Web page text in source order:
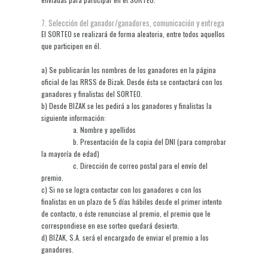
7. Selección del ganador/ganadores, comunicación y entrega
El SORTEO se realizará de forma aleatoria, entre todos aquellos
que participen en él.
a) Se publicarán los nombres de los ganadores en la página
oficial de las RRSS de Bizak. Desde ésta se contactará con los
ganadores y finalistas del SORTEO.
b) Desde BIZAK se les pedirá a los ganadores y finalistas la
siguiente información:
a. Nombre y apellidos
b. Presentación de la copia del DNI (para comprobar
la mayoría de edad)
c. Dirección de correo postal para el envío del
premio.
c) Si no se logra contactar con los ganadores o con los
finalistas en un plazo de 5 días hábiles desde el primer intento
de contacto, o éste renunciase al premio, el premio que le
correspondiese en ese sorteo quedará desierto.
d) BIZAK, S.A. será el encargado de enviar el premio a los
ganadores.